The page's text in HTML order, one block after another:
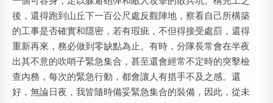
後，還得跑到山丘下一百公尺處反觀陣地，察看自己所構築
的工事是否確實和隱密，若有瑕疵，不但得接受處罰，還得
重新再來，務必做到零缺點為止。有時，分隊長常會在半夜
出其不意的吹哨子緊急集合，甚至還會經常不定時的突擊檢
查內務，每次的緊急行動，都會讓人有措手不及之感。還
好，無論日夜，我皆隨時備妥緊急集合的裝備，因此，從未